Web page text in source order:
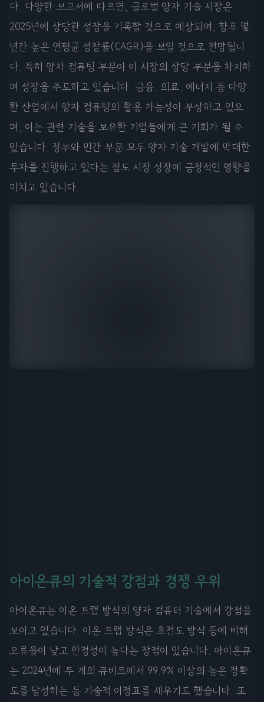
다. 다양한 보고서에 따르면, 글로벌 양자 기술 시장은
2025년에 상당한 성장을 기록할 것으로 예상되며, 향후 몇
년간 높은 연평균 성장률(CAGR)을 보일 것으로 전망됩니
다. 특히 양자 컴퓨팅 부문이 이 시장의 상당 부분을 차지하
며 성장을 주도하고 있습니다. 금융, 의료, 에너지 등 다양
한 산업에서 양자 컴퓨팅의 활용 가능성이 부상하고 있으
며, 이는 관련 기술을 보유한 기업들에게 큰 기회가 될 수
있습니다. 정부와 민간 부문 모두 양자 기술 개발에 막대한
투자를 진행하고 있다는 점도 시장 성장에 긍정적인 영향을
미치고 있습니다.
아이온큐의 기술적 강점과 경쟁 우위
아이온큐는 이온 트랩 방식의 양자 컴퓨터 기술에서 강점을
보이고 있습니다. 이온 트랩 방식은 초전도 방식 등에 비해
오류율이 낮고 안정성이 높다는 장점이 있습니다. 아이온큐
는 2024년에 두 개의 큐비트에서 99.9% 이상의 높은 정확
도를 달성하는 등 기술적 이정표를 세우기도 했습니다. 또